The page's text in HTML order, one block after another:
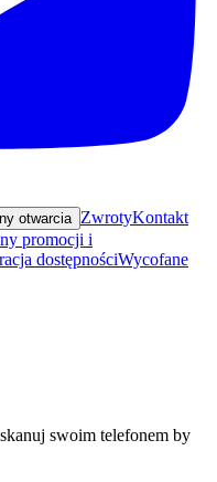
otwarcia ZwrotyKontakt
promocji i
dostępnościWycofane
swoim telefonem by